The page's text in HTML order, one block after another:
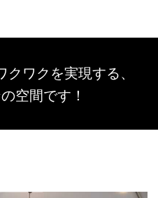
クワクを実現する、
空間です！